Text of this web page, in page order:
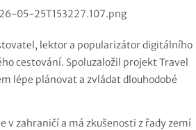
lektor a popularizátor digitálního
cestování. Spoluzaložil projektTravel
lépe plánovat a zvládat dlouhodobé
v zahraničí a má zkušenosti z řady zemí